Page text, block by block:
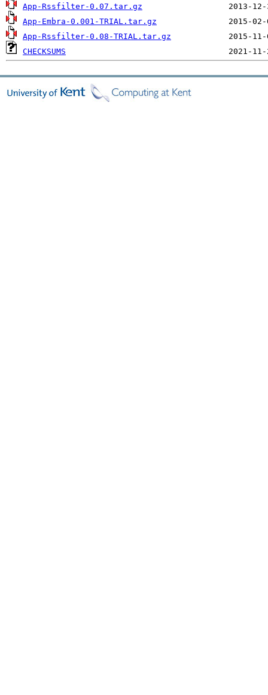
App-Rssfilter-0.07.tar.gz
App-Embra-0.001-TRIAL.tar.gz
App-Rssfilter-0.08-TRIAL.tar.gz
CHECKSUMS